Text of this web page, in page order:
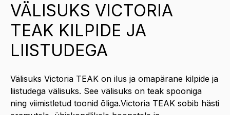
VÄLISUKS VICTORIA
TEAK KILPIDE JA
LIISTUDEGA
Välisuks Victoria TEAK on ilus ja omapärane kilpide ja
liistudega välisuks. See välisuks on teak spooniga
ning viimistletud toonid õliga.Victoria TEAK sobib hästi